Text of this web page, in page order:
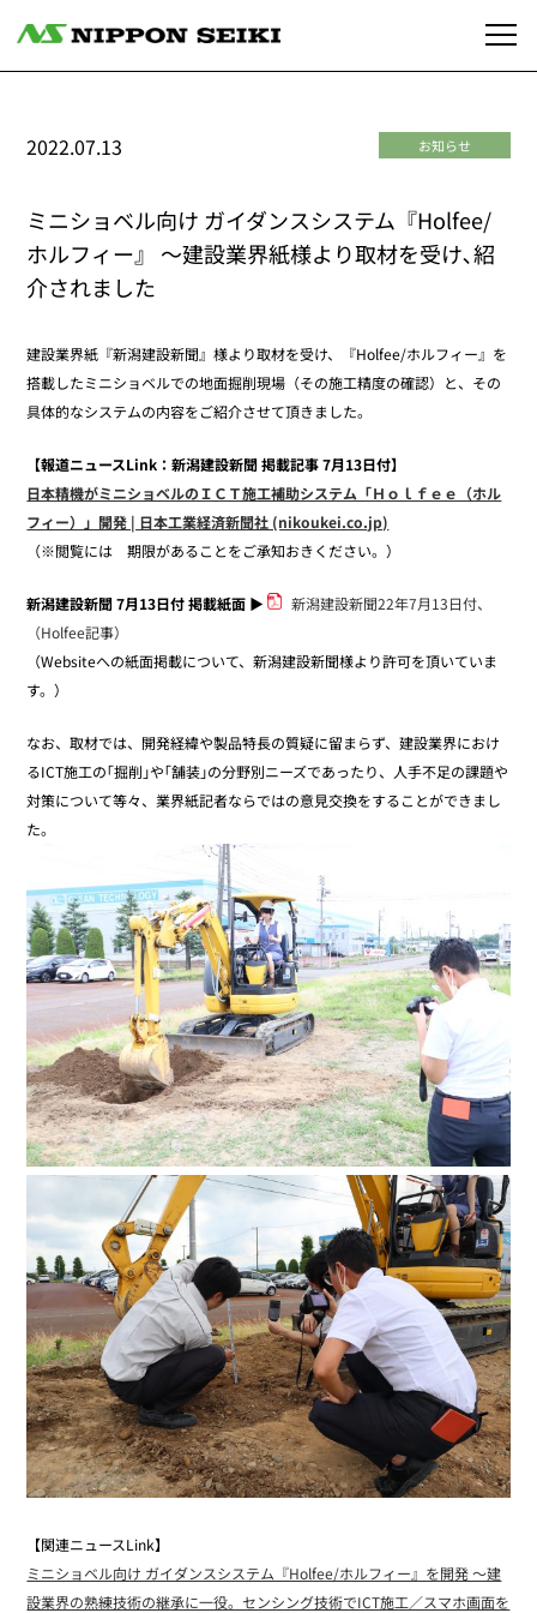
お知らせ
2022.07.13
ミニショベル向け ガイダンスシステム『Holfee/
ホルフィー』 ～建設業界紙様より取材を受け､紹
介されました
建設業界紙『新潟建設新聞』様より取材を受け、『Holfee/ホルフィー』を
搭載したミニショベルでの地面掘削現場（その施工精度の確認）と、その
具体的なシステムの内容をご紹介させて頂きました。
【報道ニュースLink：新潟建設新聞 掲載記事 7月13日付】
日本精機がミニショベルのＩＣＴ施工補助システム「Ｈｏｌｆｅｅ（ホル
フィー）」開発 | 日本工業経済新聞社 (nikoukei.co.jp)
（※閲覧には 期限があることをご承知おきください。）
新潟建設新聞 7月13日付 掲載紙面 ▶
新潟建設新聞22年7月13日付、
（Holfee記事）
（Websiteへの紙面掲載について、新潟建設新聞様より許可を頂いていま
す。）
なお、取材では、開発経緯や製品特長の質疑に留まらず、建設業界におけ
るICT施工の｢掘削｣や｢舗装｣の分野別ニーズであったり、人手不足の課題や
対策について等々、業界紙記者ならではの意見交換をすることができまし
た。
【関連ニュースLink】
ミニショベル向け ガイダンスシステム『Holfee/ホルフィー』を開発 ～建
設業界の熟練技術の継承に一役。センシング技術でICT施工／スマホ画面を